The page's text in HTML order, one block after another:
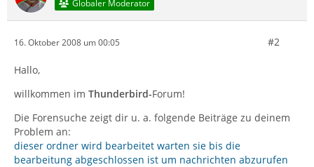
Globaler Moderator
16. Oktober 2008 um 00:05 #2
Hallo,
willkommen im Thunderbird-Forum!
Die Forensuche zeigt dir u. a. folgende Beiträge zu deinem
Problem an:
dieser ordner wird bearbeitet warten sie bis die
bearbeitung abgeschlossen ist um nachrichten abzurufen